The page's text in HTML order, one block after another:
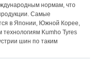
нормам, что
Самые
в Японии, Южной Корее,
Kumho Tyres
шин по таким